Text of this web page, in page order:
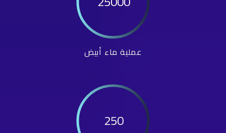
عملية ماء أبيض
250